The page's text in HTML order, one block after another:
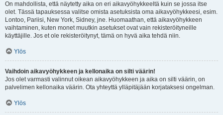
On mahdollista, että näytetty aika on eri aikavyöhykkeeltä kuin se jossa itse
olet. Tässä tapauksessa valitse omista asetuksista oma aikavyöhykkeesi, esim.
Lontoo, Pariisi, New York, Sidney, jne. Huomaathan, että aikavyöhykkeen
vaihtaminen, kuten monet muutkin asetukset ovat vain rekisteröityneille
käyttäjille. Jos et ole rekisteröitynyt, tämä on hyvä aika tehdä niin.
Ylös
Vaihdoin aikavyöhykkeen ja kellonaika on silti väärin!
Jos olet varmasti valinnut oikean aikavyöhykkeen ja aika on silti väärin, on
palvelimen kellonaika väärin. Ota yhteyttä ylläpitäjään korjataksesi ongelman.
Ylös